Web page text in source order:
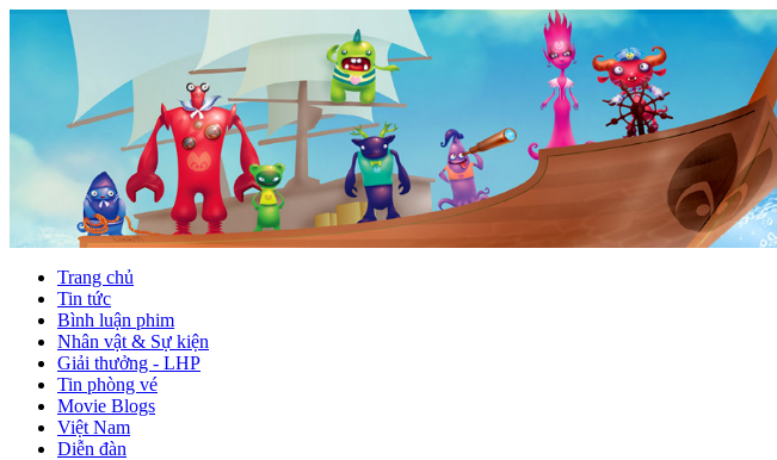
Trang chủ
Tin tức
Bình luận phim
Nhân vật & Sự kiện
Giải thưởng - LHP
Tin phòng vé
Movie Blogs
Việt Nam
Diễn đàn